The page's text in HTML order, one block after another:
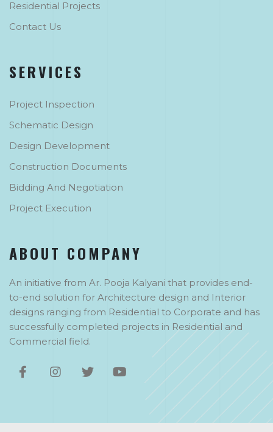
Residential Projects
Contact Us
SERVICES
Project Inspection
Schematic Design
Design Development
Construction Documents
Bidding And Negotiation
Project Execution
ABOUT COMPANY
An initiative from Ar. Pooja Kalyani that provides end-
to-end solution for Architecture design and Interior
designs ranging from Residential to Corporate and has
successfully completed projects in Residential and
Commercial field.